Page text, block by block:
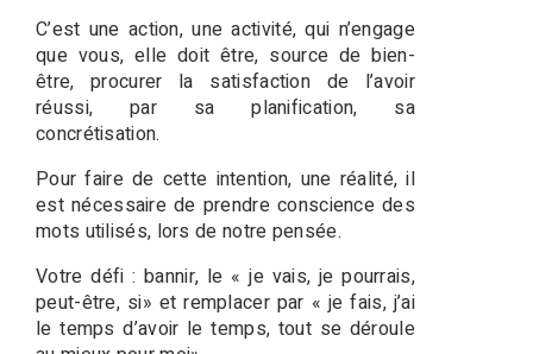
C’est une action, une activité, qui n’engage
que vous, elle doit être, source de bien-
être, procurer la satisfaction de l’avoir
réussi, par sa planification, sa
concrétisation.
Pour faire de cette intention, une réalité, il
est nécessaire de prendre conscience des
mots utilisés, lors de notre pensée.
Votre défi : bannir, le « je vais, je pourrais,
peut-être, si» et remplacer par « je fais, j’ai
le temps d’avoir le temps, tout se déroule